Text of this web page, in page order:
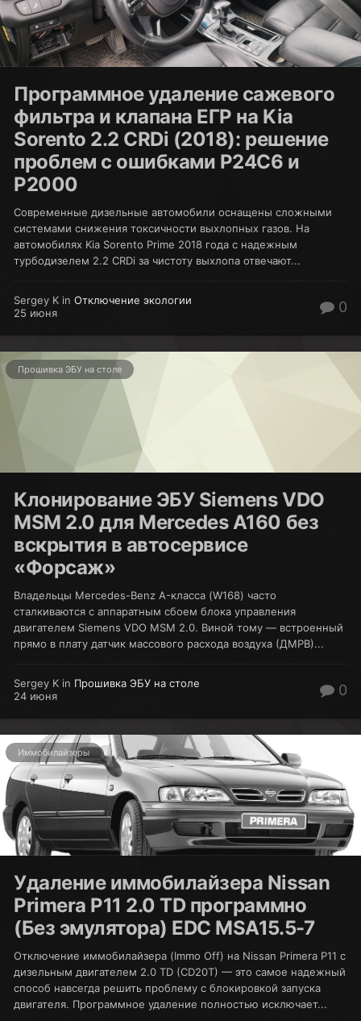
Программное удаление сажевого
фильтра и клапана ЕГР на Kia
Sorento 2.2 CRDi (2018): решение
проблем с ошибками P24C6 и
P2000
Современные дизельные автомобили оснащены сложными
системами снижения токсичности выхлопных газов. На
автомобилях Kia Sorento Prime 2018 года с надежным
турбодизелем 2.2 CRDi за чистоту выхлопа отвечают...
Sergey K in Отключение экологии
25 июня
0
Прошивка ЭБУ на столе
Клонирование ЭБУ Siemens VDO
MSM 2.0 для Mercedes A160 без
вскрытия в автосервисе
«Форсаж»
Владельцы Mercedes-Benz A-класса (W168) часто
сталкиваются с аппаратным сбоем блока управления
двигателем Siemens VDO MSM 2.0. Виной тому — встроенный
прямо в плату датчик массового расхода воздуха (ДМРВ)...
Sergey K in Прошивка ЭБУ на столе
24 июня
0
Иммобилайзеры
Удаление иммобилайзера Nissan
Primera P11 2.0 TD программно
(Без эмулятора) EDC MSA15.5-7
Отключение иммобилайзера (Immo Off) на Nissan Primera P11 с
дизельным двигателем 2.0 TD (CD20T) — это самое надежный
способ навсегда решить проблему с блокировкой запуска
двигателя. Программное удаление полностью исключает...